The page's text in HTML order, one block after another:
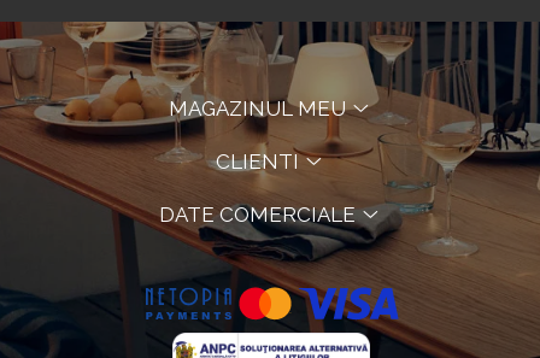
MAGAZINUL MEU
CLIENTI
DATE COMERCIALE